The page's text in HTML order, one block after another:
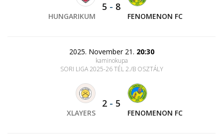
HUNGARIKUM
5 - 8
FENOMENON FC
2025. November 21. 20:30
kaminokupa
SORI LIGA 2025-26 TÉL 2./B OSZTÁLY
XLAYERS
2 - 5
FENOMENON FC